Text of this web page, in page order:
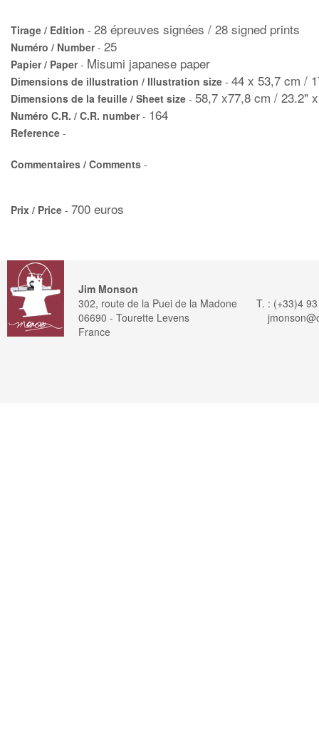
Tirage / Edition - 28 épreuves signées / 28 signed prints
Numéro / Number- 25
Papier / Paper- Misumi japanese paper
Dimensions de illustration / Illustration size - 44 x 53,7 cm /
Dimensions de la feuille / Sheet size - 58,7 x77,8 cm / 23.2"
Numéro C.R. / C.R. number- 164
Reference -
Commentaires / Comments -
Prix / Price - 700 euros
Jim Monson
302, route de la Puei de la Madone
06690 - Tourette Levens
France
T. : (+33)4